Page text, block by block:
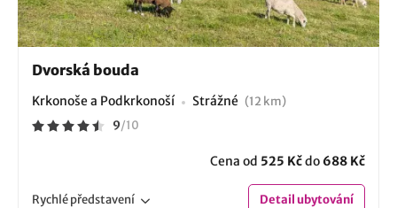
Dvorská bouda
Krkonoše a Podkrkonoší Strážné (12 km)
9/10
Cena od 525 Kčdo 688 Kč
Rychlépředstavení Detailubytování